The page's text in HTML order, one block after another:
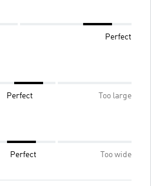
Perfect
Perfect Too large
Perfect Too wide